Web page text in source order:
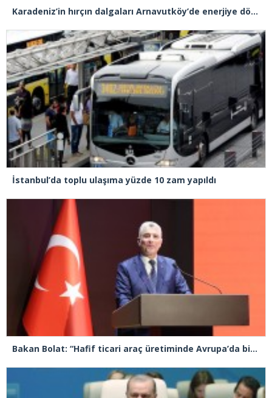
Karadeniz’in hırçın dalgaları Arnavutköy’de enerjiye dönüştü
İstanbul’da toplu ulaşıma yüzde 10 zam yapıldı
Bakan Bolat: “Hafif ticari araç üretiminde Avrupa’da birinci sıradayız”